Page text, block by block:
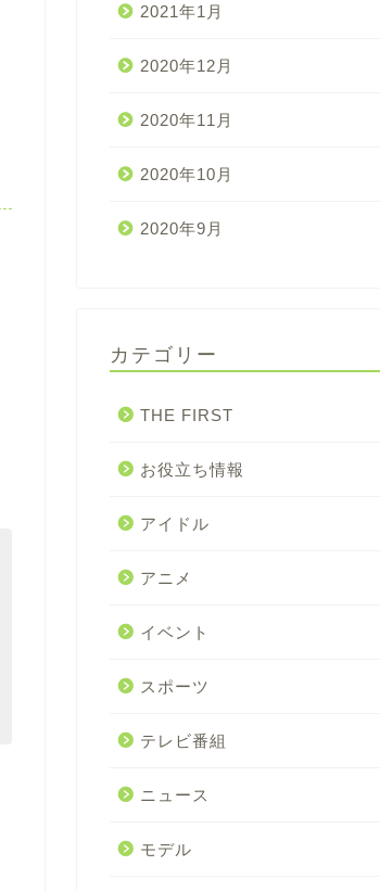
2021年1月
2020年12月
2020年11月
2020年10月
2020年9月
カテゴリー
THE FIRST
お役立ち情報
アイドル
アニメ
イベント
スポーツ
テレビ番組
ニュース
モデル